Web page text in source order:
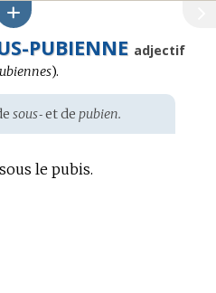
PUBIENNE adjectif
).
sous‑et de pubien.
le pubis.